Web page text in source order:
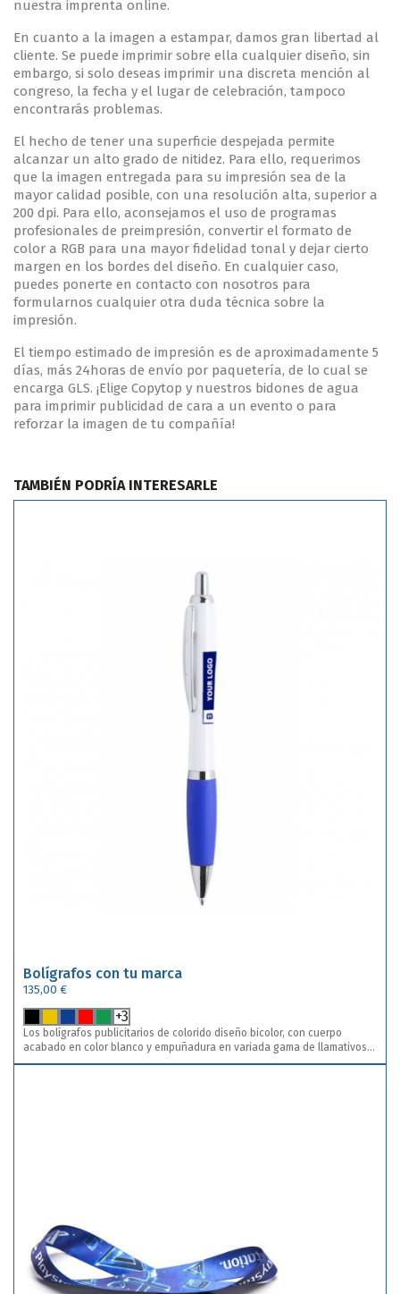
nuestra imprenta online.
En cuanto a la imagen a estampar, damos gran libertad al
cliente. Se puede imprimir sobre ella cualquier diseño, sin
embargo, si solo deseas imprimir una discreta mención al
congreso, la fecha y el lugar de celebración, tampoco
encontrarás problemas.
El hecho de tener una superficie despejada permite
alcanzar un alto grado de nitidez. Para ello, requerimos
que la imagen entregada para su impresión sea de la
mayor calidad posible, con una resolución alta, superior a
200 dpi. Para ello, aconsejamos el uso de programas
profesionales de preimpresión, convertir el formato de
color a RGB para una mayor fidelidad tonal y dejar cierto
margen en los bordes del diseño. En cualquier caso,
puedes ponerte en contacto con nosotros para
formularnos cualquier otra duda técnica sobre la
impresión.
El tiempo estimado de impresión es de aproximadamente 5
días, más 24horas de envío por paquetería, de lo cual se
encarga GLS. ¡Elige Copytop y nuestros bidones de agua
para imprimir publicidad de cara a un evento o para
reforzar la imagen de tu compañía!
TAMBIÉN PODRÍA INTERESARLE
Bolígrafos con tu marca
135,00 €
+3
Los bolígrafos publicitarios de colorido diseño bicolor, con cuerpo
acabado en color blanco y empuñadura en variada gama de llamativos
colores. De mecanismo pulsador, con detalles cromados, clip metálico y